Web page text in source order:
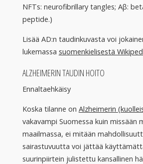
NFTs: neurofibrillary tangles; Aβ:
peptide.)
Lisää AD:n taudinkuvasta voi
lukemassa suomenkielisestä
ALZHEIMERIN TAUDIN HOITO
Ennaltaehkäisy
Koska tilanne on Alzheimerin
vakavampi Suomessa kuin missään
maailmassa, ei mitään
sairastuvuutta voi jättää
suurinpiirtein julistettu kansallinen